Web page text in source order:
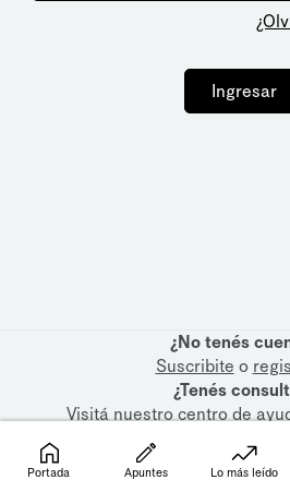
Ingresar
¿No tenés
Suscribite o
¿Tenés
Visitá nuestrocentro de
Portada Apuntes Lo más leído